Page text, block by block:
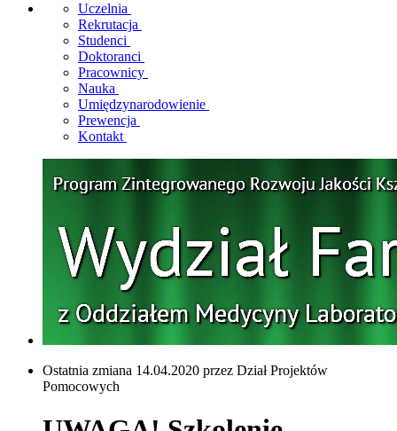
Uczelnia
Rekrutacja
Studenci
Doktoranci
Pracownicy
Nauka
Umiędzynarodowienie
Prewencja
Kontakt
Ostatnia zmiana 14.04.2020 przez Dział Projektów
Pomocowych